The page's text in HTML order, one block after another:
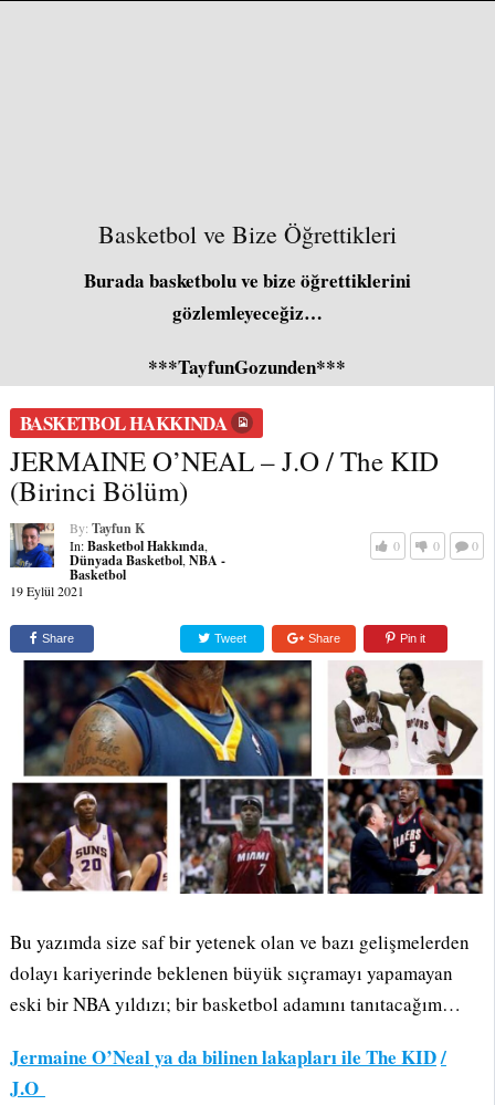
Basketbol ve Bize Öğrettikleri
Burada basketbolu ve bize öğrettiklerini
gözlemleyeceğiz…
***TayfunGozunden***
BASKETBOL HAKKINDA
JERMAINE O’NEAL – J.O / The KID
(Birinci Bölüm)
By: Tayfun K
In:Basketbol Hakkında,
Dünyada Basketbol, NBA -
Basketbol
19 Eylül 2021
0 0 0
Share Tweet Share Pin it
Bu yazımda size saf bir yetenek olan ve bazı gelişmelerden
dolayı kariyerinde beklenen büyük sıçramayı yapamayan
eski bir NBA yıldızı; bir basketbol adamını tanıtacağım…
Jermaine O’Neal ya da bilinen lakapları ile The KID/
J.O